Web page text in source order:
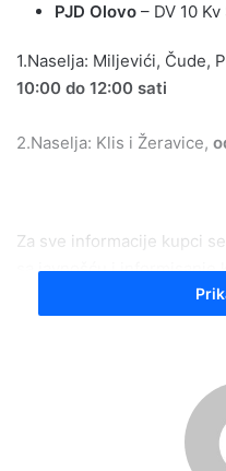
PJD Olovo – DV 10
1.Naselja: Miljevići, Čude,
10:00 do 12:00 sati
2.Naselja: Klis i Žeravice,
Za sve informacije kupci
sa javnošću i informisanje
područje ZE-DO